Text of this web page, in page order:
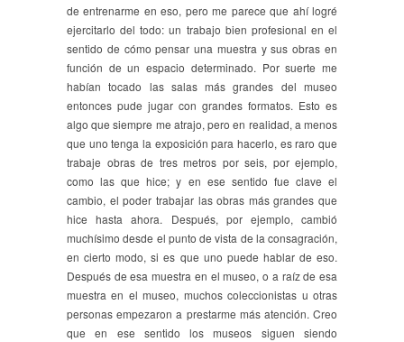
de entrenarme en eso, pero me parece que ahí logré
ejercitarlo del todo: un trabajo bien profesional en el
sentido de cómo pensar una muestra y sus obras en
función de un espacio determinado. Por suerte me
habían tocado las salas más grandes del museo
entonces pude jugar con grandes formatos. Esto es
algo que siempre me atrajo, pero en realidad, a menos
que uno tenga la exposición para hacerlo, es raro que
trabaje obras de tres metros por seis, por ejemplo,
como las que hice; y en ese sentido fue clave el
cambio, el poder trabajar las obras más grandes que
hice hasta ahora. Después, por ejemplo, cambió
muchísimo desde el punto de vista de la consagración,
en cierto modo, si es que uno puede hablar de eso.
Después de esa muestra en el museo, o a raíz de esa
muestra en el museo, muchos coleccionistas u otras
personas empezaron a prestarme más atención. Creo
que en ese sentido los museos siguen siendo